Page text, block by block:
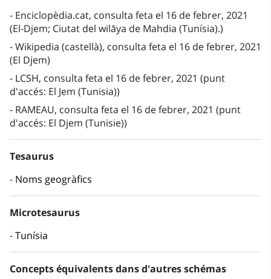
Enciclopèdia.cat, consulta feta el 16 de febrer, 2021
(El-Djem; Ciutat del wilāya de Mahdia (Tunísia).)
Wikipedia (castellà), consulta feta el 16 de febrer, 2021
(El Djem)
LCSH, consulta feta el 16 de febrer, 2021 (punt
d'accés: El Jem (Tunisia))
RAMEAU, consulta feta el 16 de febrer, 2021 (punt
d'accés: El Djem (Tunisie))
Tesaurus
Noms geogràfics
Microtesaurus
Tunísia
Concepts équivalents dans d'autres schémas